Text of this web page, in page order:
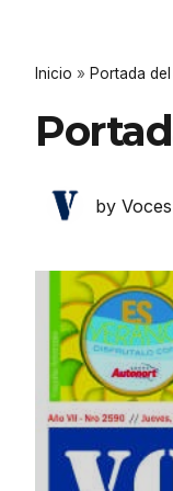
Inicio » Portada
by Voces